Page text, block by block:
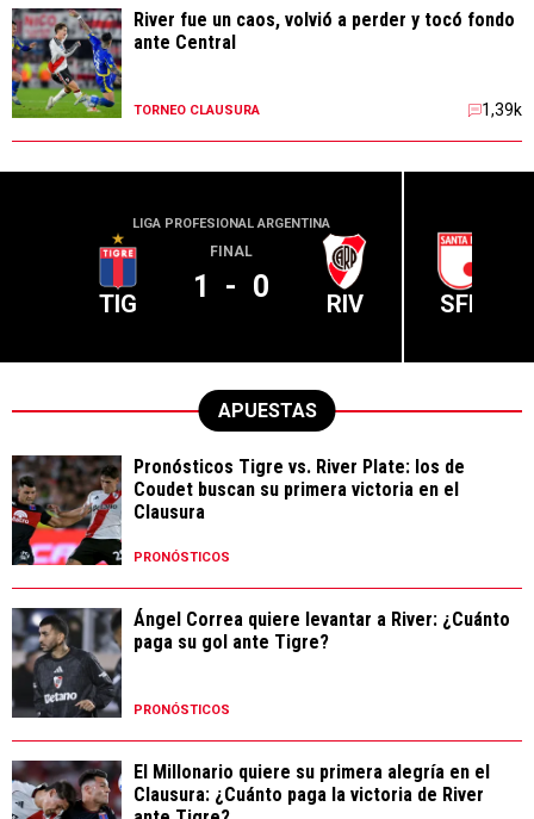
River fue un caos, volvió a perder y tocó fondo
ante Central
TORNEO CLAUSURA 1,39k
LIGA PROFESIONAL ARGENTINA
TIG
FINAL
1 - 0 RIV SFE
APUESTAS
Pronósticos Tigre vs. River Plate: los de
Coudet buscan su primera victoria en el
Clausura
PRONÓSTICOS
Ángel Correa quiere levantar a River: ¿Cuánto
paga su gol ante Tigre?
PRONÓSTICOS
El Millonario quiere su primera alegría en el
Clausura: ¿Cuánto paga la victoria de River